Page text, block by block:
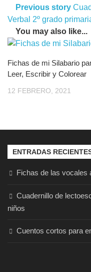
Previous story
Verbal 2º grado
You may also like...
Fichas de mi Silabario
Leer, Escribir y Colorear
12 FEBRERO, 2021
ENTRADAS
Fichas de las vocales
Cuadernillo de
niños
Cuentos cortos para